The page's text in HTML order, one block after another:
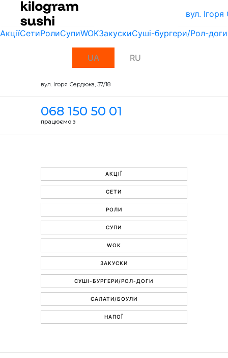
вул.
АкціїСетиРолиСупиWOKЗакускиСуші-бургери/Рол-доги
UA RU
вул. Ігоря Сердюка, 37/18
068 150 50 01
працюємо з
АКЦІЇ
СЕТИ
РОЛИ
СУПИ
WOK
ЗАКУСКИ
СУШІ-БУРГЕРИ/РОЛ-ДОГИ
САЛАТИ/БОУЛИ
НАПОЇ